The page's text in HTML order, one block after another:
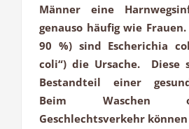
Männer eine
genauso häufig wie
90 %) sind Escherichia
coli“) die Ursache. Diese
Bestandteil einer
Beim Waschen
Geschlechtsverkehr